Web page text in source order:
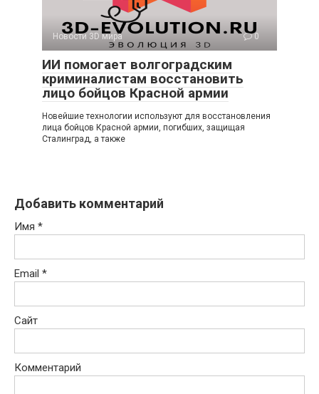
Новости 3D мира 0
ИИ помогает волгоградским
криминалистам восстановить
лицо бойцов Красной армии
Новейшие технологии используют для восстановления
лица бойцов Красной армии, погибших, защищая
Сталинград, а также
Добавить комментарий
Имя *
Email *
Сайт
Комментарий